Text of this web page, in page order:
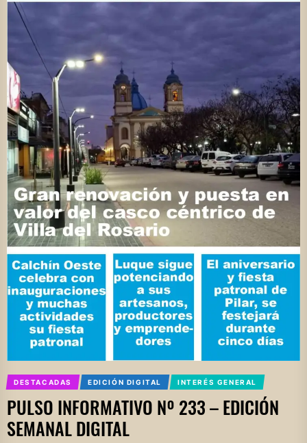
DESTACADAS EDICIÓN DIGITAL INTERÉS GENERAL
PULSO INFORMATIVO Nº 233 – EDICIÓN
SEMANAL DIGITAL